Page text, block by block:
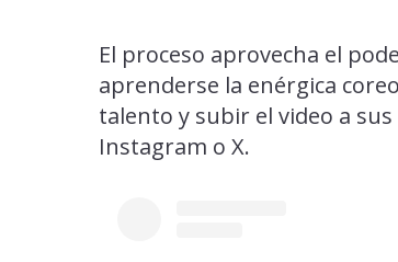
El proceso aprovecha el
aprenderse la enérgica
talento y subir el video a
Instagram o X.